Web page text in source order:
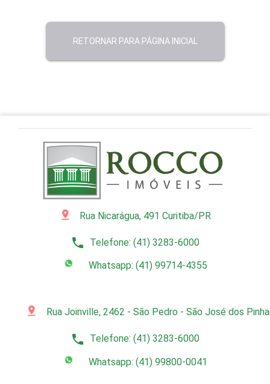
pin_drop Rua Nicarágua, 491 Curitiba/PR
phone Telefone: (41) 3283-6000
Whatsapp: (41) 99714-4355
pin_drop Rua Joinville, 2462 - São Pedro - São José dos
phone Telefone: (41) 3283-6000
Whatsapp: (41) 99800-0041
RETORNAR PARA PÁGINA INICIAL